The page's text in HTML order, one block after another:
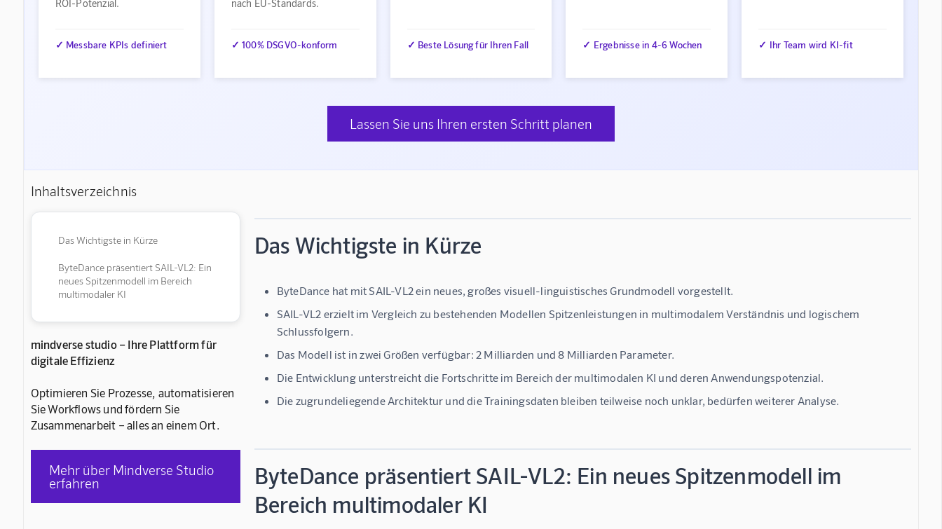
ROI-Potenzial.
✓ Messbare KPIs definiert
nach EU-Standards.
✓ 100% DSGVO-konform ✓ Beste Lösung für Ihren Fall ✓ Ergebnisse in 4-6 Wochen ✓ Ihr Team wird KI-fit
Lassen Sie uns Ihren ersten Schritt planen
Inhaltsverzeichnis
Das Wichtigste in Kürze
ByteDance präsentiert SAIL-VL2: Ein
neues Spitzenmodell im Bereich
multimodaler KI
mindverse studio – Ihre Plattform für
digitale Effizienz
Optimieren Sie Prozesse, automatisieren
Sie Workflows und fördern Sie
Zusammenarbeit – alles an einem Ort.
Mehr über Mindverse Studio
erfahren
Das Wichtigste in Kürze
ByteDance hat mit SAIL-VL2 ein neues, großes visuell-linguistisches Grundmodell vorgestellt.
SAIL-VL2 erzielt im Vergleich zu bestehenden Modellen Spitzenleistungen in multimodalem Verständnis und logischem
Schlussfolgern.
Das Modell ist in zwei Größen verfügbar: 2 Milliarden und 8 Milliarden Parameter.
Die Entwicklung unterstreicht die Fortschritte im Bereich der multimodalen KI und deren Anwendungspotenzial.
Die zugrundeliegende Architektur und die Trainingsdaten bleiben teilweise noch unklar, bedürfen weiterer Analyse.
ByteDance präsentiert SAIL-VL2: Ein neues Spitzenmodell im
Bereich multimodaler KI